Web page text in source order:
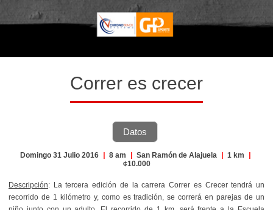
Correr es crecer
Datos
Domingo 31 Julio 2016 | 8 am | San Ramón de Alajuela | 1 km
|
¢10.000
Descripción: La tercera edición de la carrera Correr es Crecer tendrá un
recorrido de 1 kilómetro y, como es tradición, se correrá en parejas de un